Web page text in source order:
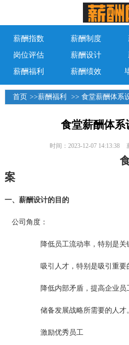
薪酬指数 薪酬制度
岗位评估
薪酬设计
薪酬福利
薪酬绩效
首页 >>薪酬福利 >> 食堂薪酬体系
食堂薪酬体系
时间：2023-12-07 14:13:38
案
一、薪酬设计的目的
公司角度：
降低员工流动率，特别是关
吸引人才，特别是吸引重要
降低内部矛盾，提高企业员
储备发展战略所需要的人才
激励优秀员工